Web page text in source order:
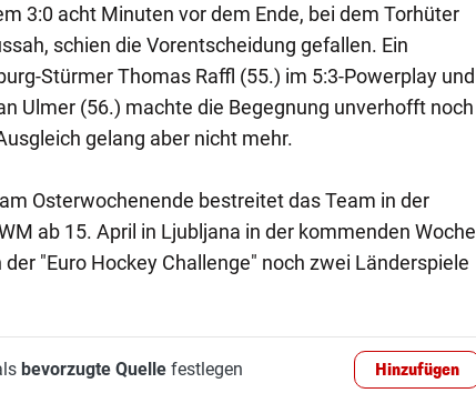
3:0 acht Minuten vor dem Ende, bei dem Torhüter
schien die Vorentscheidung gefallen. Ein
Stürmer Thomas Raffl (55.) im 5:3-Powerplay und
Ulmer (56.) machte die Begegnung unverhofft noch
gelang aber nicht mehr.
Osterwochenende bestreitet das Team in der
ab 15. April in Ljubljana in der kommenden Woche
"Euro Hockey Challenge" noch zwei Länderspiele
bevorzugte Quellefestlegen Hinzufügen